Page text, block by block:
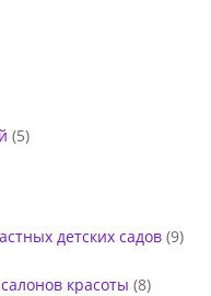
(5)
детских садов (9)
красоты (8)